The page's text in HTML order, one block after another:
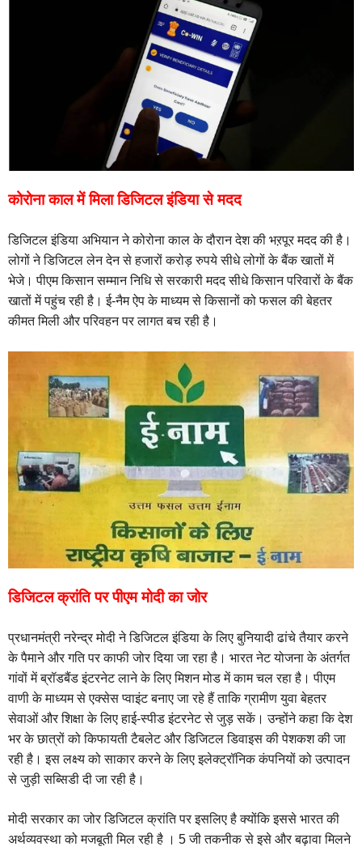
कोरोना काल में मिला डिजिटल इंडिया से मदद
डिजिटल इंडिया अभियान ने कोरोना काल के दौरान देश की भऱपूर मदद की है।
लोगों ने डिजिटल लेन देन से हजारों करोड़ रुपये सीधे लोगों के बैंक खातों में
भेजे। पीएम किसान सम्मान निधि से सरकारी मदद सीधे किसान परिवारों के बैंक
खातों में पहुंच रही है। ई-नैम ऐप के माध्यम से किसानों को फसल की बेहतर
कीमत मिली और परिवहन पर लागत बच रही है।
डिजिटल क्रांति पर पीएम मोदी का जोर
प्रधानमंत्री नरेन्द्र मोदी ने डिजिटल इंडिया के लिए बुनियादी ढांचे तैयार करने
के पैमाने और गति पर काफी जोर दिया जा रहा है। भारत नेट योजना के अंतर्गत
गांवों में ब्रॉडबैंड इंटरनेट लाने के लिए मिशन मोड में काम चल रहा है। पीएम
वाणी के माध्यम से एक्सेस प्वाइंट बनाए जा रहे हैं ताकि ग्रामीण युवा बेहतर
सेवाओं और शिक्षा के लिए हाई-स्पीड इंटरनेट से जुड़ सकें। उन्होंने कहा कि देश
भर के छात्रों को किफायती टैबलेट और डिजिटल डिवाइस की पेशकश की जा
रही है। इस लक्ष्य को साकार करने के लिए इलेक्ट्रॉनिक कंपनियों को उत्पादन
से जुड़ी सब्सिडी दी जा रही है।
मोदी सरकार का जोर डिजिटल क्रांति पर इसलिए है क्योंकि इससे भारत की
अर्थव्यवस्था को मजबूती मिल रही है । 5 जी तकनीक से इसे और बढ़ावा मिलने